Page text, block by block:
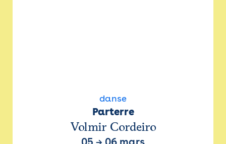
danse
Parterre
Volmir Cordeiro